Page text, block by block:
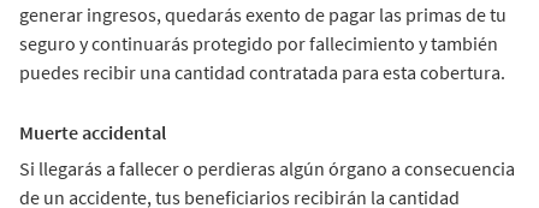
generar ingresos, quedarás exento de pagar las primas de tu
seguro y continuarás protegido por fallecimiento y también
puedes recibir una cantidad contratada para esta cobertura.
Muerte accidental
Si llegarás a fallecer o perdieras algún órgano a consecuencia
de un accidente, tus beneficiarios recibirán la cantidad